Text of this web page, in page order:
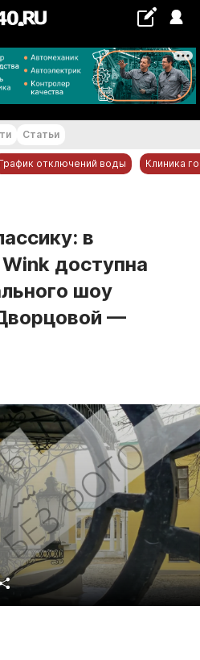
+22...+23 °С
ЖКХ
Статьи
График отключений воды Клиника
в
доступна
шоу
—